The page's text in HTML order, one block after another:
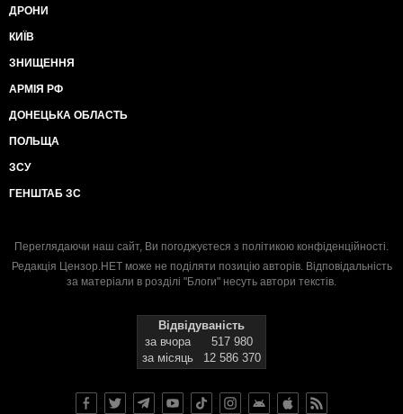
ДРОНИ
КИЇВ
ЗНИЩЕННЯ
АРМІЯ РФ
ДОНЕЦЬКА ОБЛАСТЬ
ПОЛЬЩА
ЗСУ
ГЕНШТАБ ЗС
Переглядаючи наш сайт, Ви погоджуєтеся з політикою конфіденційності.
Редакція Цензор.НЕТ може не поділяти позицію авторів. Відповідальність
за матеріали в розділі "Блоги" несуть автори текстів.
Відвідуваність
за вчора
517 980
за місяць
12 586 370